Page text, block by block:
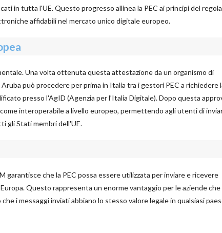
in tutta l'UE. Questo progresso allinea la PEC ai principi del
affidabili nel mercato unico digitale europeo.
Una volta ottenuta questa attestazione da un organismo di
può procedere per prima in Italia tra i gestori PEC a richiedere
presso l'AgID (Agenzia per l’Italia Digitale). Dopo questa
interoperabile a livello europeo, permettendo agli utenti di
gli Stati membri dell'UE.
garantisce che la PEC possa essere utilizzata per inviare e ricevere
Questo rappresenta un enorme vantaggio per le aziende che
i messaggi inviati abbiano lo stesso valore legale in qualsiasi